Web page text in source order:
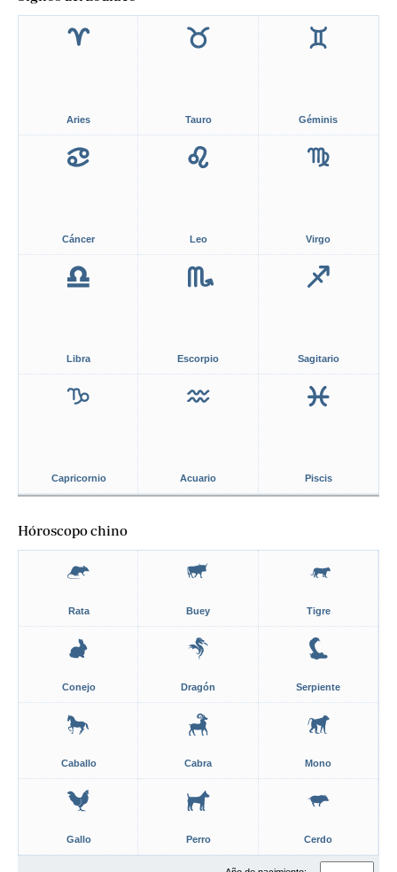
Aries Tauro Géminis
Cáncer Leo Virgo
Libra Escorpio Sagitario
Capricornio Acuario Piscis
Hóroscopo chino
Rata Buey Tigre
Conejo Dragón Serpiente
Caballo Cabra Mono
Gallo Perro Cerdo